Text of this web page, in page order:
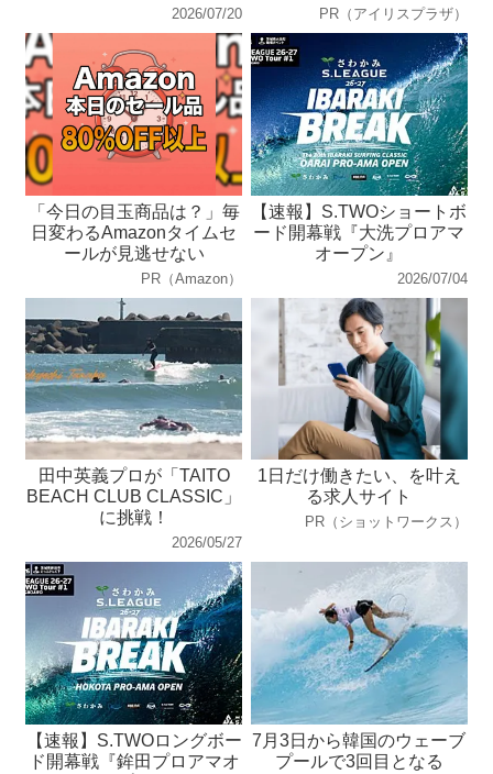
2026/07/20 PR（アイリスプラザ）
「今日の目玉商品は？」毎
日変わるAmazonタイムセ
ールが見逃せない
PR（Amazon）
【速報】S.TWOショートボ
ード開幕戦『大洗プロアマ
オープン』
2026/07/04
田中英義プロが「TAITO
BEACH CLUB CLASSIC」
に挑戦！
2026/05/27
1日だけ働きたい、を叶え
る求人サイト
PR（ショットワークス）
【速報】S.TWOロングボー
ド開幕戦『鉾田プロアマオ
7月3日から韓国のウェーブ
プールで3回目となる